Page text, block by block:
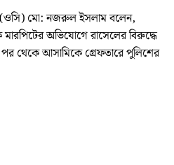
(ওসি) মো: নজরুল ইসলাম বলেন,
অভিযোগে রাসেলের বিরুদ্ধে
থেকে আসামিকে গ্রেফতারে পুলিশের